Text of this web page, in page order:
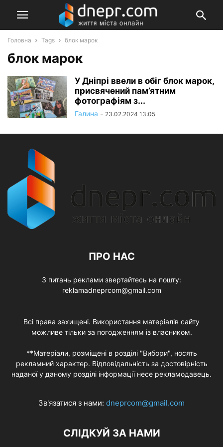
Головна Tags блок марок
блок марок
У Дніпрі ввели в обіг блок марок,
присвячений пам’ятним
фотографіям з...
Галина - 23.02.2024 13:05
ПРО НАС
З питань реклами звертайтесь на пошту:
reklamadneprcom@gmail.com
Всі права захищені. Використання матеріалів сайту
можливе тільки за погодженням із власником.
**Матеріали, розміщені в розділі "Вибори", носять
рекламний характер. Відповідальність за достовірність
наданої у даному розділі інформації несе рекламодавець.
Зв'язатися з нами: dneprcom@gmail.com
СЛІДКУЙ ЗА НАМИ